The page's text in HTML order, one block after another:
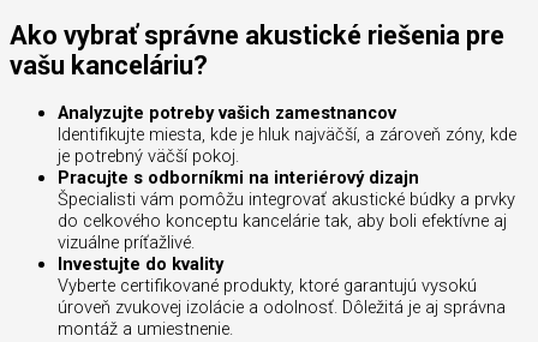
Ako vybrať správne akustické riešenia pre
vašu kanceláriu?
Analyzujte potreby vašich zamestnancov
Identifikujte miesta, kde je hluk najväčší, a zároveň zóny, kde
je potrebný väčší pokoj.
Pracujte s odborníkmi na interiérový dizajn
Špecialisti vám pomôžu integrovať akustické búdky a prvky
do celkového konceptu kancelárie tak, aby boli efektívne aj
vizuálne príťažlivé.
Investujte do kvality
Vyberte certifikované produkty, ktoré garantujú vysokú
úroveň zvukovej izolácie a odolnosť. Dôležitá je aj správna
montáž a umiestnenie.